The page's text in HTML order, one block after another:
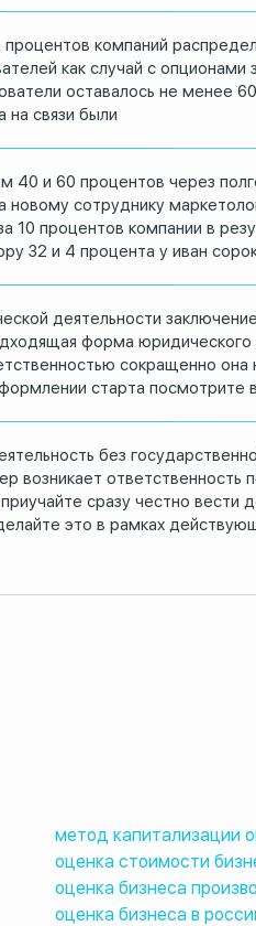
процентов компаний
как случай с опционами
оставалось не менее
на связи были
40 и 60 процентов через
новому сотруднику
10 процентов компании в
32 и 4 процента у иван
деятельности
форма юридического
сокращенно она
старта посмотрите
без
возникает ответственность
приучайте сразу честно вести
это в рамках
метод капитализации
оценка стоимости
оценка бизнеса
оценка бизнеса в